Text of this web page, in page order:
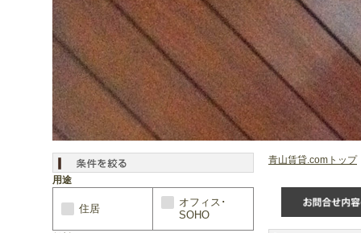
青山賃貸.comトップ
用途
住居
オフィス･
SOHO